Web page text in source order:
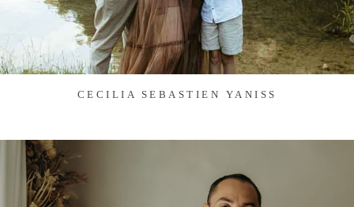
CECILIA SEBASTIEN YANISS